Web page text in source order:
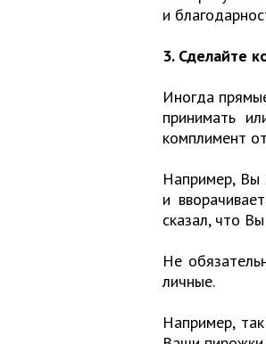
и
3. Сделайте
Иногда
принимать
комплимент
Например, Вы
и
сказал, что
Не
личные.
Например,